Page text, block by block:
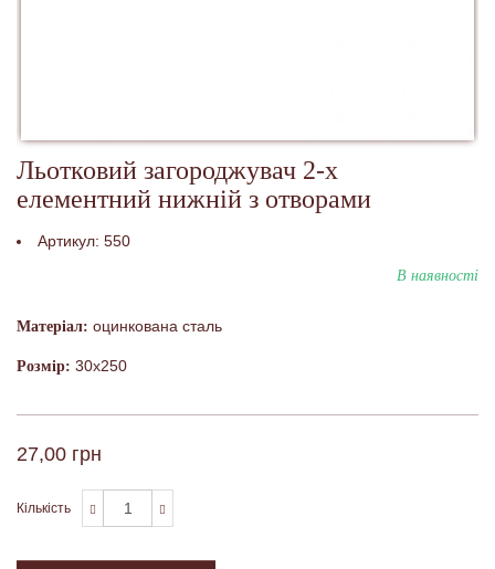
Льотковий загороджувач 2-х
елементний нижній з отворами
Артикул: 550
В наявності
Матеріал: оцинкована сталь
Розмір: 30х250
27,00 грн
Кількість